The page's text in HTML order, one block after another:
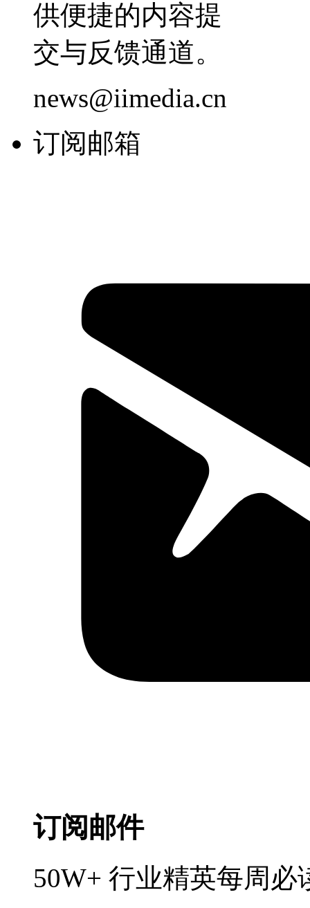
供便捷的内容提
交与反馈通道。
news@iimedia.cn
订阅邮箱
订阅邮件
50W+ 行业精英每周